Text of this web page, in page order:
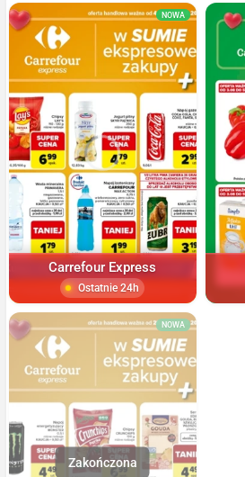
NOWA
Carrefour Express
Ostatnie 24h
NOWA